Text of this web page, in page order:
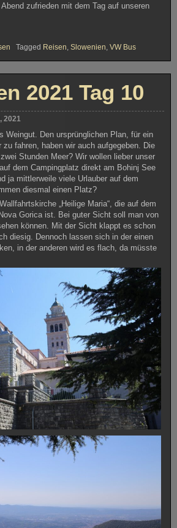
zufrieden mit dem Tag auf unseren
Tagged Reisen, Slowenien, VW Bus
2021 Tag 10
2021
Weingut. Den ursprünglichen Plan, für ein
zu fahren, haben wir auch aufgegeben. Die
Stunden Meer? Wir wollen lieber unser
dem Campingplatz direkt am Bohinj See
ja mittlerweile viele Urlauber auf dem
diesmal einen Platz?
„Heilige Maria“, die auf dem
Gorica ist. Bei guter Sicht soll man von
können. Mit der Sicht klappt es schon
diesig. Dennoch lassen sich in der einen
in der anderen wird es flach, da müsste